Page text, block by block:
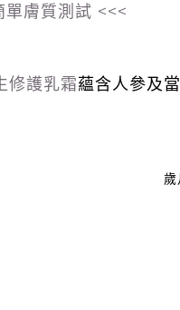
膚質測試 <<<
修護乳霜蘊含人參及
歲